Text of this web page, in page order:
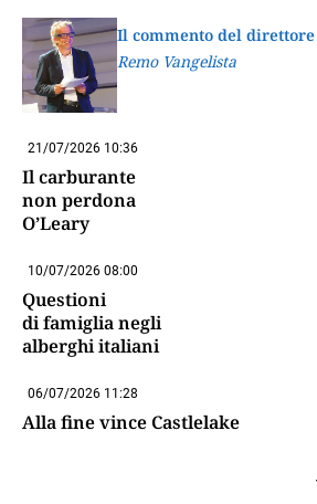
Il commento del direttore
Remo Vangelista
21/07/2026 10:36
Il carburante
non perdona
O’Leary
10/07/2026 08:00
Questioni
di famiglia negli
alberghi italiani
06/07/2026 11:28
Alla fine vince Castlelake